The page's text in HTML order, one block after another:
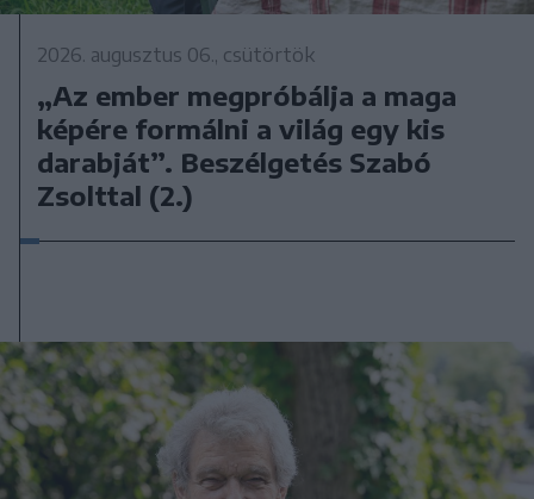
2026. augusztus 06., csütörtök
„Az ember megpróbálja a maga
képére formálni a világ egy kis
darabját”. Beszélgetés Szabó
Zsolttal (2.)